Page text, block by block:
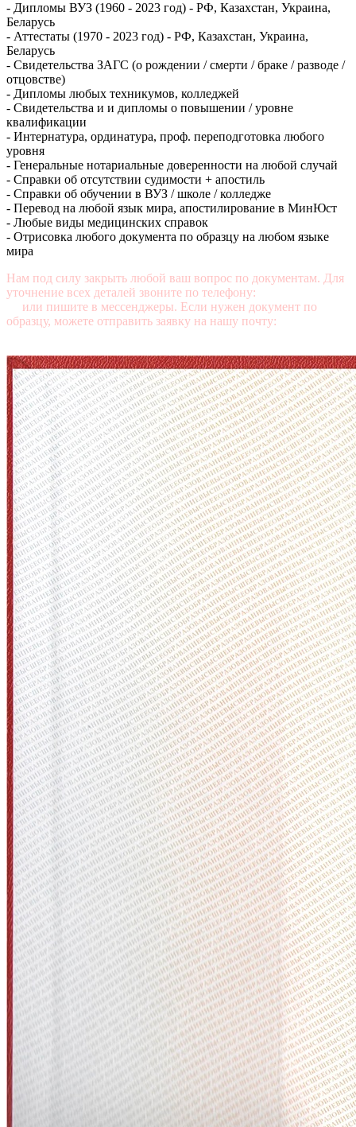
- Дипломы ВУЗ (1960 - 2023 год) - РФ, Казахстан, Украина,
Беларусь
- Аттестаты (1970 - 2023 год) - РФ, Казахстан, Украина,
Беларусь
- Свидетельства ЗАГС (о рождении / смерти / браке / разводе /
отцовстве)
- Дипломы любых техникумов, колледжей
- Свидетельства и и дипломы о повышении / уровне
квалификации
- Интернатура, ординатура, проф. переподготовка любого
уровня
- Генеральные нотариальные доверенности на любой случай
- Справки об отсутствии судимости + апостиль
- Справки об обучении в ВУЗ / школе / колледже
- Перевод на любой язык мира, апостилирование в МинЮст
- Любые виды медицинских справок
- Отрисовка любого документа по образцу на любом языке
мира
Нам под силу закрыть любой ваш вопрос по документам. Для
уточнение всех деталей звоните по телефону:
или пишите в мессенджеры. Если нужен документ по
образцу, можете отправить заявку на нашу почту: